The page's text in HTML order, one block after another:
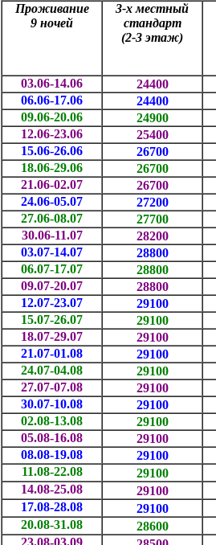
Проживание
9 ночей
3-х местный
стандарт
(2-3 этаж)
03.06-14.06
24400
06.06-17.06 24400
09.06-20.06
24900
12.06-23.06
25400
15.06-26.06
26700
18.06-29.06
26700
21.06-02.07
26700
24.06-05.07
27200
27.06-08.07
27700
30.06-11.07
28200
03.07-14.07
28800
06.07-17.07
28800
09.07-20.07
28800
12.07-23.07
29100
15.07-26.07
29100
18.07-29.07
29100
21.07-01.08
29100
24.07-04.08
29100
27.07-07.08
29100
30.07-10.08
29100
02.08-13.08
29100
05.08-16.08
29100
08.08-19.08
29100
11.08-22.08
29100
14.08-25.08
29100
17.08-28.08
29100
20.08-31.08
28600
23.08-03.09